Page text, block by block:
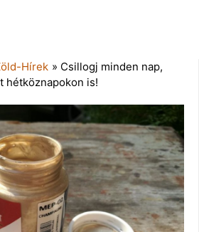
Hírek » Csillogj minden nap,
hétköznapokon is!